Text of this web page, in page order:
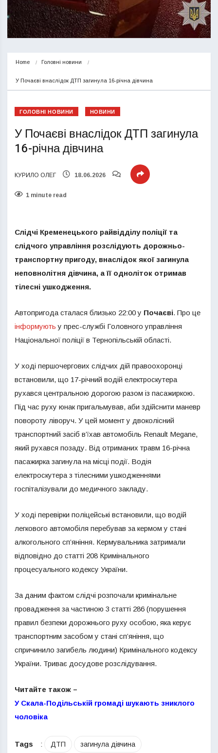
Home Головні новини
У Почаєві внаслідок ДТП загинула 16-річна дівчина
ГОЛОВНІ НОВИНИ НОВИНИ
У Почаєві внаслідок ДТП загинула
16-річна дівчина
КУРИЛО ОЛЕГ 18.06.2026
1 minute read
Слідчі Кременецького райвідділу поліції та
слідчого управління розслідують дорожньо-
транспортну пригоду, внаслідок якої загинула
неповнолітня дівчина, а її одноліток отримав
тілесні ушкодження.
Автопригода сталася близько 22:00 у Почаєві. Про це
інформують у прес-службі Головного управління
Національної поліції в Тернопільській області.
У ході першочергових слідчих дій правоохоронці
встановили, що 17-річний водій електроскутера
рухався центральною дорогою разом із пасажиркою.
Під час руху юнак пригальмував, аби здійснити маневр
повороту ліворуч. У цей момент у двоколісний
транспортний засіб в’їхав автомобіль Renault Megane,
який рухався позаду. Від отриманих травм 16-річна
пасажирка загинула на місці події. Водія
електроскутера з тілесними ушкодженнями
госпіталізували до медичного закладу.
У ході перевірки поліцейські встановили, що водій
легкового автомобіля перебував за кермом у стані
алкогольного сп’яніння. Кермувальника затримали
відповідно до статті 208 Кримінального
процесуального кодексу України.
За даним фактом слідчі розпочали кримінальне
провадження за частиною 3 статті 286 (порушення
правил безпеки дорожнього руху особою, яка керує
транспортним засобом у стані сп’яніння, що
спричинило загибель людини) Кримінального кодексу
України. Триває досудове розслідування.
Читайте також –
У Скала-Подільській громаді шукають зниклого
чоловіка
Tags : ДТП загинула дівчина